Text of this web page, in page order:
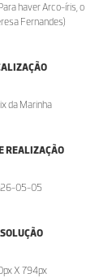
haver Arco-íris, o
Fernandes)
da Marinha
REALIZAÇÃO
05-05
X 794px